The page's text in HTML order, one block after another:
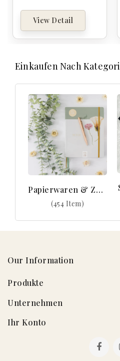
View Detail
Einkaufen Nach
Papierwaren & Zubehör
(454 Item)
Our Information
Produkte
Unternehmen
Ihr Konto